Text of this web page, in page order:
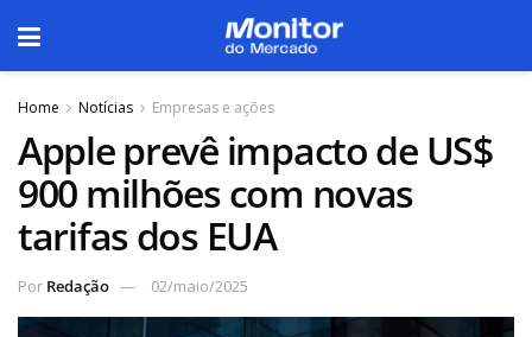
Home Notícias Empresas e ações
Apple prevê impacto de US$
900 milhões com novas
tarifas dos EUA
Por Redação 02/maio/2025